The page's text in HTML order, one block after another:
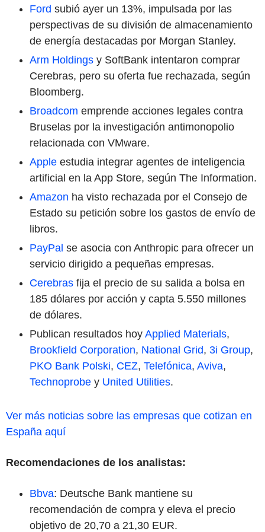
Ford subió ayer un 13%, impulsada por las
perspectivas de su división de almacenamiento
de energía destacadas por Morgan Stanley.
Arm Holdings y SoftBank intentaron comprar
Cerebras, pero su oferta fue rechazada, según
Bloomberg.
Broadcom emprende acciones legales contra
Bruselas por la investigación antimonopolio
relacionada con VMware.
Apple estudia integrar agentes de inteligencia
artificial en la App Store, según The Information.
Amazon ha visto rechazada por el Consejo de
Estado su petición sobre los gastos de envío de
libros.
PayPal se asocia con Anthropic para ofrecer un
servicio dirigido a pequeñas empresas.
Cerebras fija el precio de su salida a bolsa en
185 dólares por acción y capta 5.550 millones
de dólares.
Publican resultados hoy Applied Materials,
Brookfield Corporation, National Grid, 3i Group,
PKO Bank Polski, CEZ, Telefónica, Aviva,
Technoprobe y United Utilities.
Ver más noticias sobre las empresas que cotizan en
España aquí
Recomendaciones de los analistas:
Bbva: Deutsche Bank mantiene su
recomendación de compra y eleva el precio
objetivo de 20,70 a 21,30 EUR.